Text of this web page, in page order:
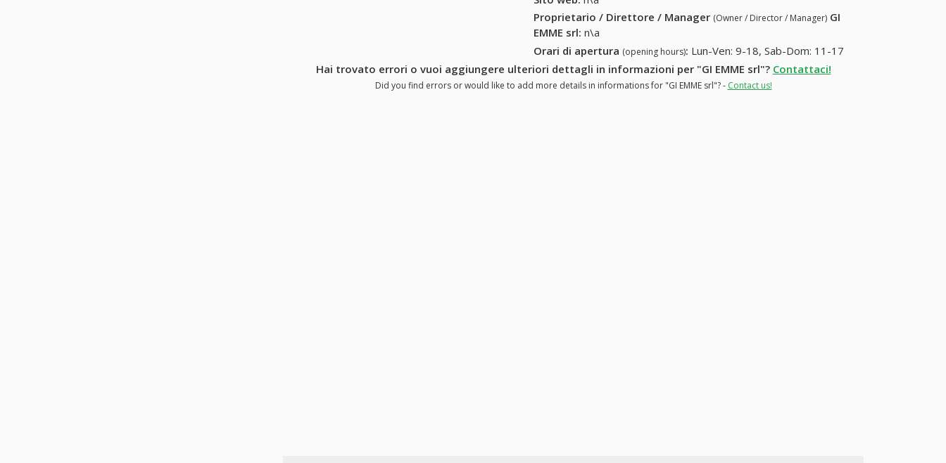
Proprietario / Direttore / Manager (Owner / Director / Manager) GI
EMME srl: n\a
Orari di apertura (opening hours): Lun-Ven: 9-18, Sab-Dom: 11-17
Hai trovato errori o vuoi aggiungere ulteriori dettagli in informazioni per "GI EMME srl"? Contattaci!
Did you find errors or would like to add more details in informations for "GI EMME srl"? - Contact us!